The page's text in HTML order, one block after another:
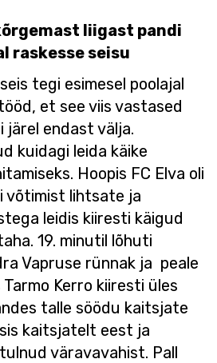
liigast pandi
raskesse seisu
tegi esimesel poolajal
et see viis vastased
järel endast välja.
kuidagi leida käike
Hoopis FC Elva oli
võtimist lihtsate ja
leidis kiiresti käigud
19. minutil lõhuti
Vapruse rünnak ja peale
Kerro kiiresti üles
talle söödu kaitsjate
kaitsjatelt eest ja
väravavahist. Pall